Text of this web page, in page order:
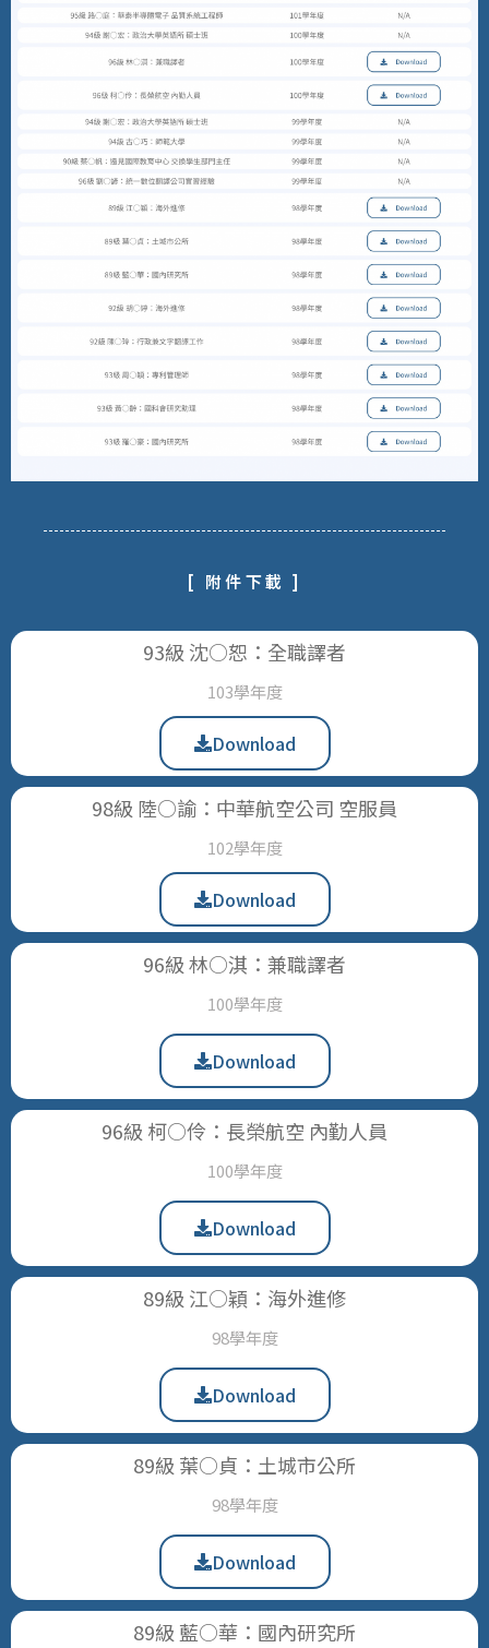
[ 附件下載 ]
93級 沈○恕：全職譯者
103學年度
Download
98級 陸○諭：中華航空公司 空服員
102學年度
Download
96級 林○淇：兼職譯者
100學年度
Download
96級 柯○伶：長榮航空 內勤人員
100學年度
Download
89級 江○穎：海外進修
98學年度
Download
89級 葉○貞：土城市公所
98學年度
Download
89級 藍○華：國內研究所